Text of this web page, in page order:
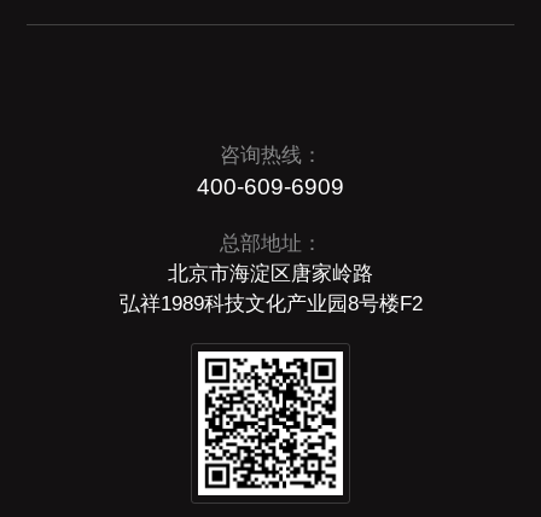
咨询热线：
400-609-6909
总部地址：
北京市海淀区唐家岭路
弘祥1989科技文化产业园8号楼F2